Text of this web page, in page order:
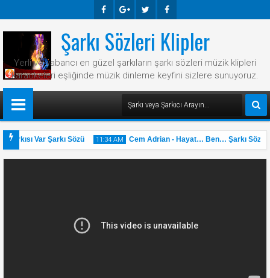
Ook E-
Plus
R Ook
Şarkı Sözleri Klipler
Yerli ve yabancı en güzel şarkıların şarkı sözleri müzik klipleri
karaokeleri eşliğinde müzik dinleme keyfini sizlere sunuyoruz.
Var Şarkı Sözü 11:34 AM
31 May
2025
Cem Adrian - Hayat… Ben… Şarkı Sözü